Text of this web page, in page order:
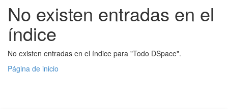
No existen entradas en el
índice
No existen entradas en el índice para "Todo DSpace".
Página de inicio